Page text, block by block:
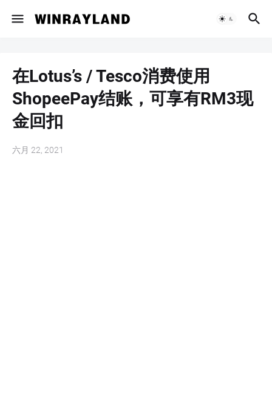
在Lotus’s / Tesco消费使用
ShopeePay结账，可享有RM3现
金回扣
六月 22, 2021